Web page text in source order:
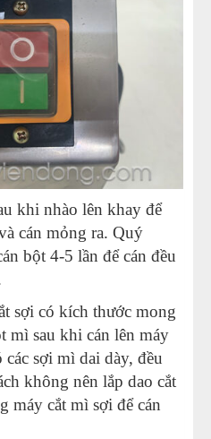
khi nhào lên khay để
cán mỏng ra. Quý
bột 4-5 lần để cán đều
sợi có kích thước mong
mì sau khi cán lên máy
sợi mì dai dày, đều
không nên lắp dao cắt
máy cắt mì sợi để cán